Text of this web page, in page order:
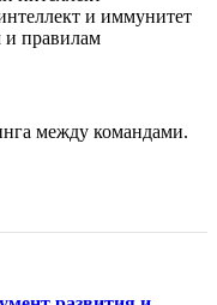
и иммунитет
и правилам
между командами.